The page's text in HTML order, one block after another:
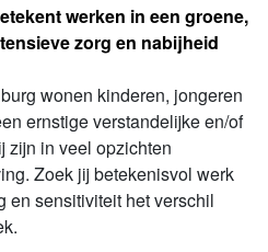
werken in een groene,
zorg en nabijheid
wonen kinderen, jongeren
ernstige verstandelijke en/of
zijn in veel opzichten
Zoek jij betekenisvol werk
en sensitiviteit het verschil